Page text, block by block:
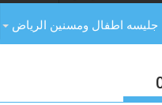
جليسه اطفال ومسنين الرياض